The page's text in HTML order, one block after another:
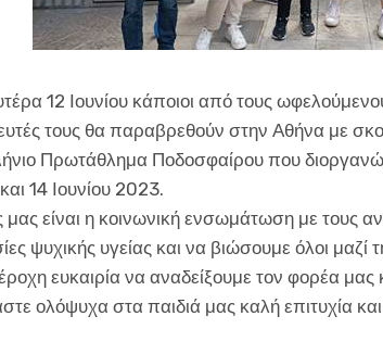
12 Ιουνίου κάποιοι από τους
τους θα παραβρεθούν στην Αθήνα με
Πρωτάθλημα Ποδοσφαίρου που
14 Ιουνίου 2023.
μας είναι η κοινωνική ενσωμάτωση με τους
ψυχικής υγείας και να βιώσουμε όλοι
ευκαιρία να αναδείξουμε τον φορέα μας
ολόψυχα στα παιδιά μας καλή επιτυχία